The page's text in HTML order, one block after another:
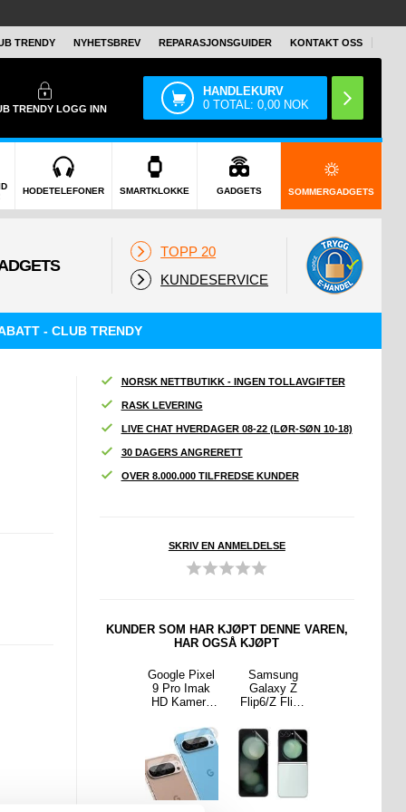
TRENDY NYHETSBREV REPARASJONSGUIDER KONTAKT OSS
TRENDYLOGG INN
HANDLEKURV
0 TOTAL:0,00 NOK
HODETELEFONER SMARTKLOKKE GADGETS SOMMERGADGETS
TOPP 20
KUNDESERVICE
- CLUB TRENDY
NORSK NETTBUTIKK - INGEN TOLLAVGIFTER
RASK LEVERING
LIVE CHAT HVERDAGER 08-22 (LØR-SØN 10-18)
30 DAGERS ANGRERETT
OVER 8.000.000 TILFREDSE KUNDER
SKRIV EN ANMELDELSE
KUNDER SOM HAR KJØPT DENNE VAREN,
HAR OGSÅ KJØPT
Google Pixel
9 Pro Imak
HD Kamera
Beskytter - 2
Stk.
Samsung
Galaxy Z
Flip6/Z Flip7
Hydrogel III
Skjermbeskyt
ter - 2 Stk.